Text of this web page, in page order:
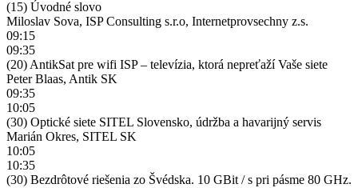
(15) Úvodné slovo
Miloslav Sova, ISP Consulting s.r.o, Internetprovsechny z.s.
09:15
09:35
(20) AntikSat pre wifi ISP – televízia, ktorá nepreťaží Vaše siete
Peter Blaas, Antik SK
09:35
10:05
(30) Optické siete SITEL Slovensko, údržba a havarijný servis
Marián Okres, SITEL SK
10:05
10:35
(30) Bezdrôtové riešenia zo Švédska. 10 GBit / s pri pásme 80 GHz.